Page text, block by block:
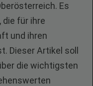
Es
die für ihre
und ihren
Dieser Artikel soll
die wichtigsten